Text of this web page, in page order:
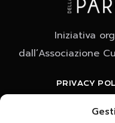
Iniziativa
dall’Associazione
PRIVACY